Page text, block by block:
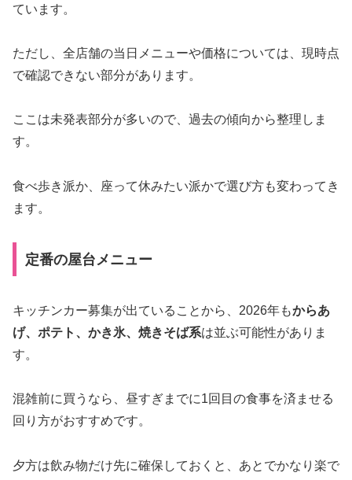
ています。
ただし、全店舗の当日メニューや価格については、現時点
で確認できない部分があります。
ここは未発表部分が多いので、過去の傾向から整理しま
す。
食べ歩き派か、座って休みたい派かで選び方も変わってき
ます。
定番の屋台メニュー
キッチンカー募集が出ていることから、2026年もからあ
げ、ポテト、かき氷、焼きそば系は並ぶ可能性がありま
す。
混雑前に買うなら、昼すぎまでに1回目の食事を済ませる
回り方がおすすめです。
夕方は飲み物だけ先に確保しておくと、あとでかなり楽で